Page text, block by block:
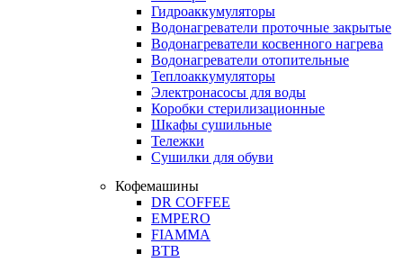
Гидроаккумуляторы
Водонагреватели проточные закрытые
Водонагреватели косвенного нагрева
Водонагреватели отопительные
Теплоаккумуляторы
Электронасосы для воды
Коробки стерилизационные
Шкафы сушильные
Тележки
Сушилки для обуви
Кофемашины
DR COFFEE
EMPERO
FIAMMA
BTB